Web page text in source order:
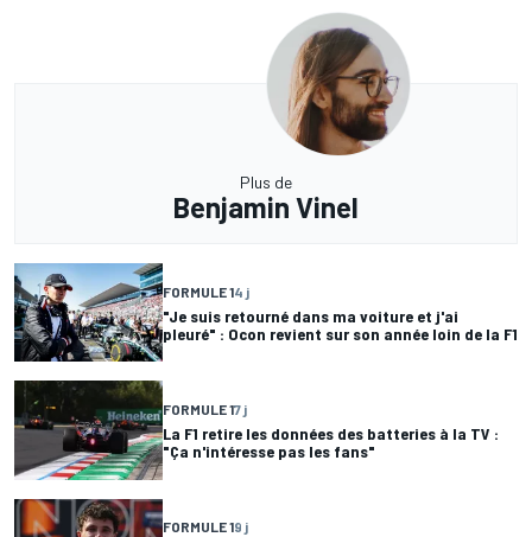
Plus de
Benjamin Vinel
FORMULE 14 j
"Je suis retourné dans ma voiture et j'ai
pleuré" : Ocon revient sur son année loin de la F1
FORMULE 17 j
La F1 retire les données des batteries à la TV :
"Ça n'intéresse pas les fans"
FORMULE 19 j